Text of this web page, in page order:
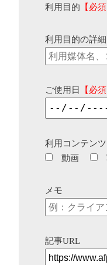
利用目的 【必須
利用目的の詳細
ご使用日 【必須
利用コンテン
動画
メモ
記事URL